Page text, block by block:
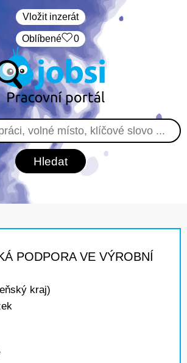
Vložit inzerát
Oblíbené 0
PODPORA VE VÝROBNÍ
kraj)